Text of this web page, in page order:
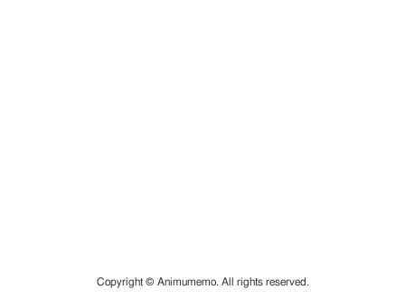
Copyright © Animumemo. All rights reserved.